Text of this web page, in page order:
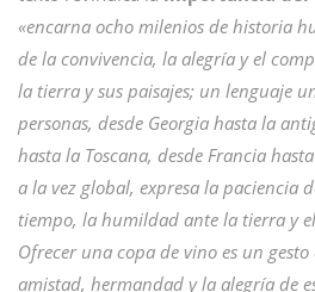
«encarna ocho milenios de historia
de la convivencia, la alegría y el
la tierra y sus paisajes; un lenguaje
personas, desde Georgia hasta la
hasta la Toscana, desde Francia
a la vez global, expresa la paciencia
tiempo, la humildad ante la tierra y
Ofrecer una copa de vino es un gesto
amistad, hermandad y la alegría de